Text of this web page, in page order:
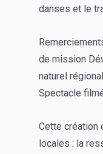
danses et le
de mission
naturel
Spectacle
Cette création
locales : la